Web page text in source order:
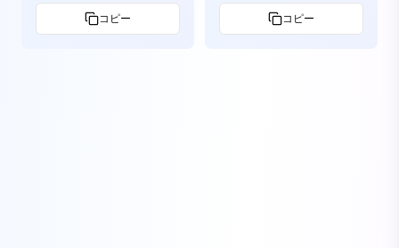
コピー コピー